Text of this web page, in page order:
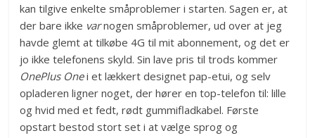
kan tilgive enkelte småproblemer i starten. Sagen er, at
der bare ikke varnogen småproblemer, ud over at jeg
havde glemt at tilkøbe 4G til mit abonnement, og det er
jo ikke telefonens skyld. Sin lave pris til trods kommer
OnePlus Onei et lækkert designet pap-etui, og selv
opladeren ligner noget, der hører en top-telefon til: lille
og hvid med et fedt, rødt gummifladkabel. Første
opstart bestod stort set i at vælge sprog og